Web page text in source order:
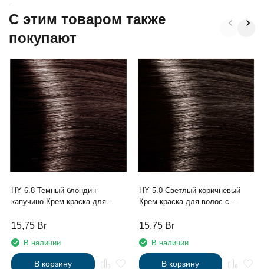
C этим товаром также
покупают
HY 6.8 Темный блондин
капучино Крем-краска для
кислотой серии “Hyaluronic
15,75 Br
В наличии
В корзину
HY 5.0 Светлый коричневый
Крем-краска для волос с
“Hyaluronic acid”, 100мл
15,75 Br
В наличии
В корзину